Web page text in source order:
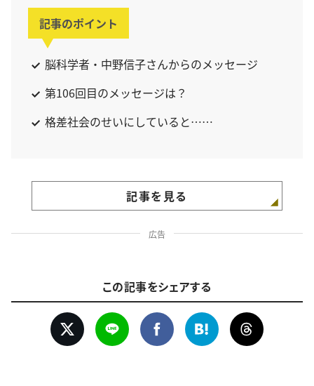
記事のポイント
脳科学者・中野信子さんからのメッセージ
第106回目のメッセージは？
格差社会のせいにしていると……
記事を見る
広告
この記事をシェアする